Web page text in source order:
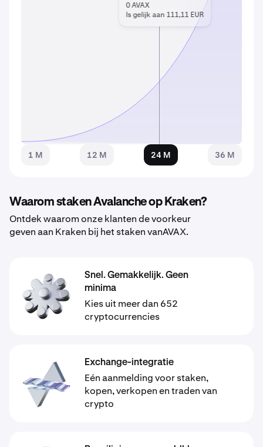
0AVAX
Is gelijk aan 111,11 EUR
1 M 12 M 24 M 36 M
Waarom staken Avalanche op Kraken?
Ontdek waarom onze klanten de voorkeur
geven aan Kraken bij het staken vanAVAX.
Snel. Gemakkelijk. Geen
minima
Kies uit meer dan 652
cryptocurrencies
Exchange-integratie
Eén aanmelding voor staken,
kopen, verkopen en traden van
crypto